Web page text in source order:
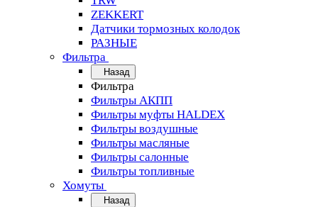
ZEKKERT
Датчики тормозных колодок
РАЗНЫЕ
Фильтра
Назад
Фильтра
Фильтры АКПП
Фильтры муфты HALDEX
Фильтры воздушные
Фильтры масляные
Фильтры салонные
Фильтры топливные
Хомуты
Назад